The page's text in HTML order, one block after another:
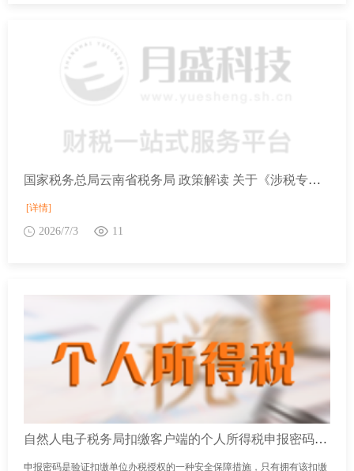
国家税务总局云南省税务局 政策解读 关于《涉税专业服务信用评价管理办法》的解读
[详情]
2026/7/3 11
自然人电子税务局扣缴客户端的个人所得税申报密码是什么？如何重置？
申报密码是验证扣缴单位办税授权的一种安全保障措施，只有拥有该扣缴